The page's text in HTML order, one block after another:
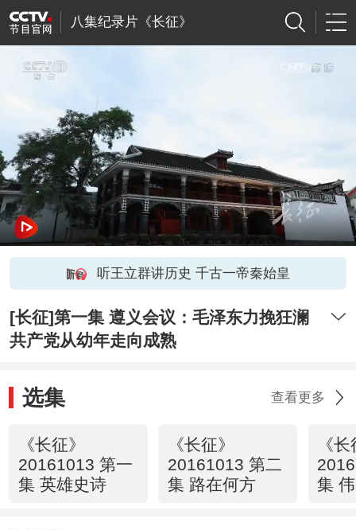
八集纪录片《长征》
听王立群讲历史 千古一帝秦始皇
[长征]第一集 遵义会议：毛泽东力挽狂澜
共产党从幼年走向成熟
选集 查看更多
《长征》
20161013 第一
集 英雄史诗
《长征》
20161013 第二
集 路在何方
《
集